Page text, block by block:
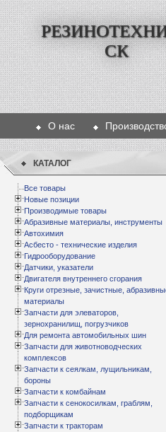
СК
О нас
КАТАЛОГ
Все товары
Новые позиции
Производимые товары
Абразивные материалы, инструменты
Автохимия
Асбесто - технические изделия
Гидрооборудование
Датчики, указатели
Двигателя внутреннего сгорания
Круги отрезные, зачистные,
материалы
Запчасти для элеваторов,
зернохранилищ, погрузчиков
Для ремонта автомобильных шин
Запчасти для животноводческих
комплексов
Запчасти к сеялкам, лущильникам,
бороны
Запчасти к комбайнам
Запчасти к сенокосилкам, граблям,
подборщикам
Запчасти к тракторам